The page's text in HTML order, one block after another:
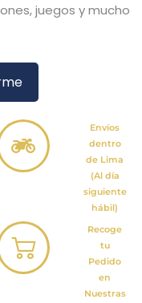
juegos y mucho
Envíos
dentro
de Lima
(Al día
siguiente
hábil)
Recoge
tu
Pedido
en
Nuestras